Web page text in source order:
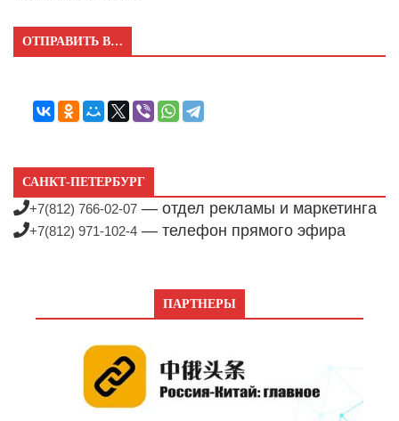
ОТПРАВИТЬ В…
САНКТ-ПЕТЕРБУРГ
+7(812) 766-02-07 — отдел рекламы и маркетинга
+7(812) 971-102-4 — телефон прямого эфира
ПАРТНЕРЫ